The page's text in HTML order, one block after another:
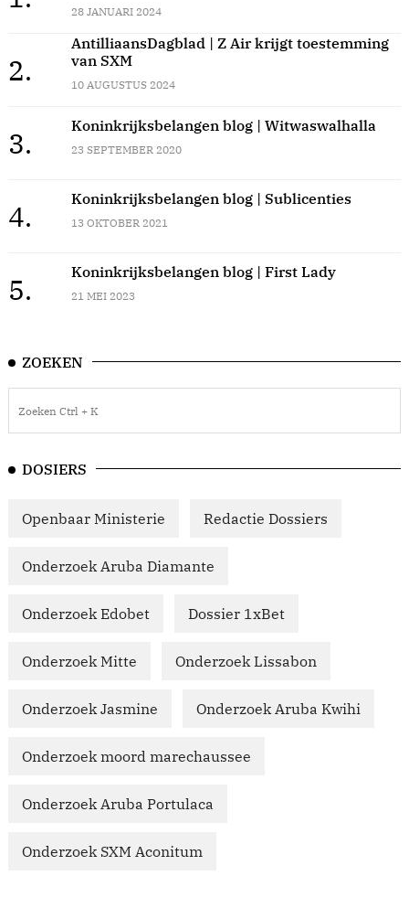
28 JANUARI 2024
2.
AntilliaansDagblad | Z Air krijgt toestemming
van SXM
10 AUGUSTUS 2024
3.
Koninkrijksbelangen blog | Witwaswalhalla
23 SEPTEMBER 2020
4.
Koninkrijksbelangen blog | Sublicenties
13 OKTOBER 2021
5.
Koninkrijksbelangen blog | First Lady
21 MEI 2023
ZOEKEN
DOSIERS
Openbaar Ministerie Redactie Dossiers
Onderzoek Aruba Diamante
Onderzoek Edobet Dossier 1xBet
Onderzoek Mitte Onderzoek Lissabon
Onderzoek Jasmine Onderzoek Aruba Kwihi
Onderzoek moord marechaussee
Onderzoek Aruba Portulaca
Onderzoek SXM Aconitum